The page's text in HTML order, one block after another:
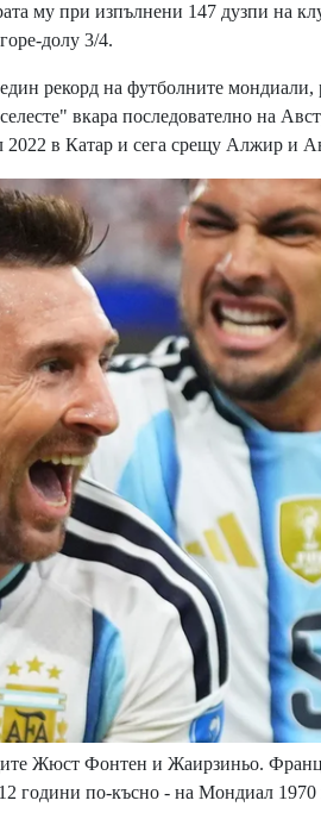
му при изпълнени 147 дузпи на
долу 3/4.
рекорд на футболните мондиали,
вкара последователно на
в Катар и сега срещу Алжир и
Жюст Фонтен и Жаирзиньо.
12 години по-късно - на Мондиал